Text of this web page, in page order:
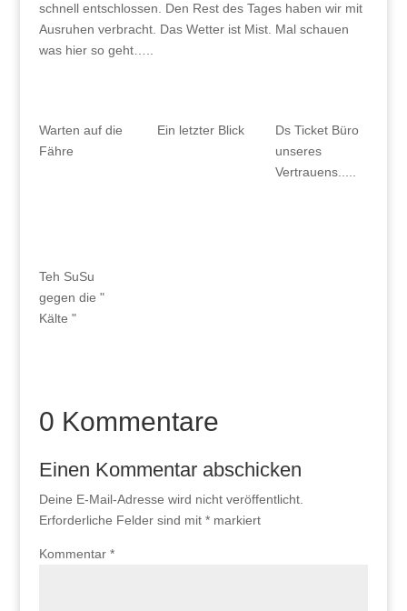
schnell entschlossen. Den Rest des Tages haben wir mit
Ausruhen verbracht. Das Wetter ist Mist. Mal schauen
was hier so geht…..
Warten auf die
Fähre
Ein letzter Blick
Ds Ticket Büro
unseres
Vertrauens.....
Teh SuSu
gegen die "
Kälte "
0 Kommentare
Einen Kommentar abschicken
Deine E-Mail-Adresse wird nicht veröffentlicht.
Erforderliche Felder sind mit *markiert
Kommentar *